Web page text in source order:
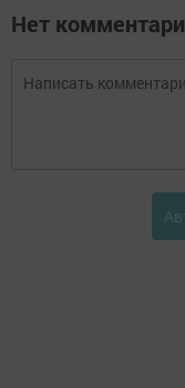
Нет